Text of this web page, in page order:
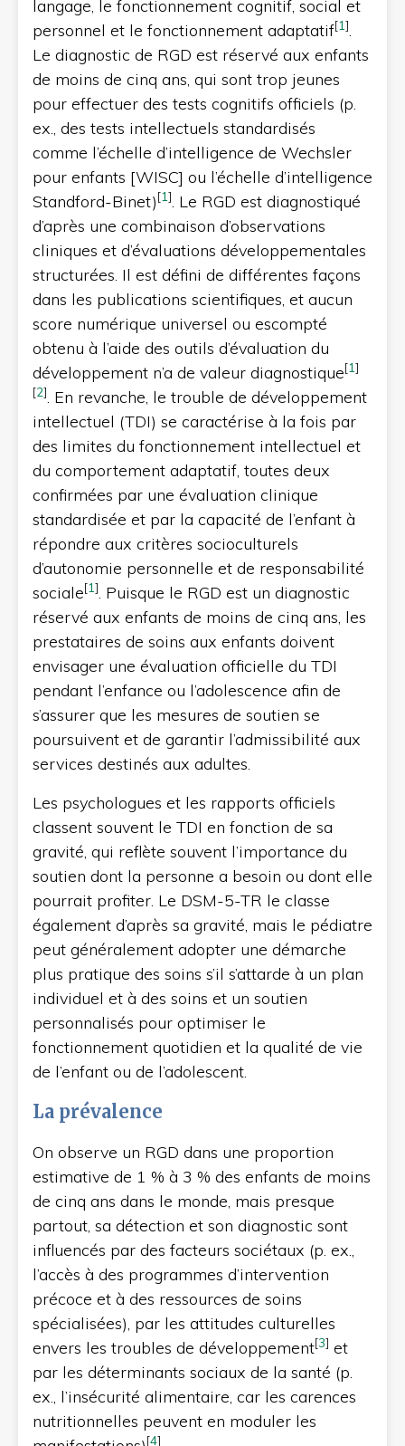
langage, le fonctionnement cognitif, social et
personnel et le fonctionnement adaptatif[1].
Le diagnostic de RGD est réservé aux enfants
de moins de cinq ans, qui sont trop jeunes
pour effectuer des tests cognitifs officiels (p.
ex., des tests intellectuels standardisés
comme l’échelle d’intelligence de Wechsler
pour enfants [WISC] ou l’échelle d’intelligence
Standford-Binet)[1]. Le RGD est diagnostiqué
d’après une combinaison d’observations
cliniques et d’évaluations développementales
structurées. Il est défini de différentes façons
dans les publications scientifiques, et aucun
score numérique universel ou escompté
obtenu à l’aide des outils d’évaluation du
développement n’a de valeur diagnostique[1]
[2]. En revanche, le trouble de développement
intellectuel (TDI) se caractérise à la fois par
des limites du fonctionnement intellectuel et
du comportement adaptatif, toutes deux
confirmées par une évaluation clinique
standardisée et par la capacité de l’enfant à
répondre aux critères socioculturels
d’autonomie personnelle et de responsabilité
sociale[1]. Puisque le RGD est un diagnostic
réservé aux enfants de moins de cinq ans, les
prestataires de soins aux enfants doivent
envisager une évaluation officielle du TDI
pendant l’enfance ou l’adolescence afin de
s’assurer que les mesures de soutien se
poursuivent et de garantir l’admissibilité aux
services destinés aux adultes.
Les psychologues et les rapports officiels
classent souvent le TDI en fonction de sa
gravité, qui reflète souvent l’importance du
soutien dont la personne a besoin ou dont elle
pourrait profiter. Le DSM-5-TR le classe
également d’après sa gravité, mais le pédiatre
peut généralement adopter une démarche
plus pratique des soins s’il s’attarde à un plan
individuel et à des soins et un soutien
personnalisés pour optimiser le
fonctionnement quotidien et la qualité de vie
de l’enfant ou de l’adolescent.
La prévalence
On observe un RGD dans une proportion
estimative de 1 % à 3 % des enfants de moins
de cinq ans dans le monde, mais presque
partout, sa détection et son diagnostic sont
influencés par des facteurs sociétaux (p. ex.,
l’accès à des programmes d’intervention
précoce et à des ressources de soins
spécialisées), par les attitudes culturelles
envers les troubles de développement[3] et
par les déterminants sociaux de la santé (p.
ex., l’insécurité alimentaire, car les carences
nutritionnelles peuvent en moduler les
[4]